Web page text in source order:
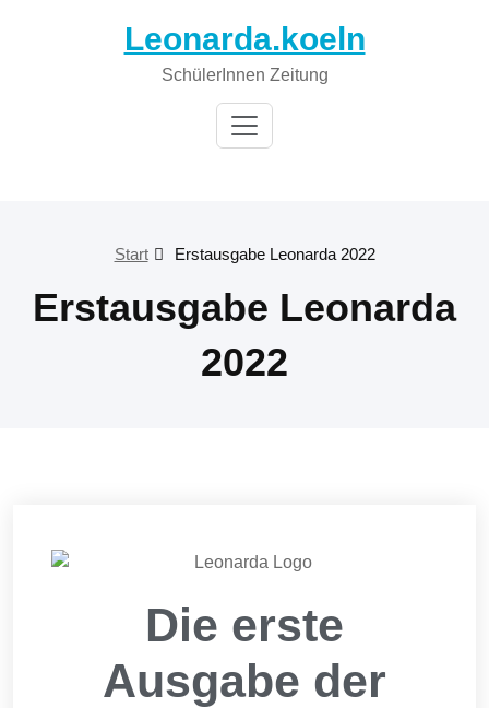
Leonarda.koeln
SchülerInnen Zeitung
Start Erstausgabe Leonarda 2022
Erstausgabe Leonarda
2022
Die erste
Ausgabe der